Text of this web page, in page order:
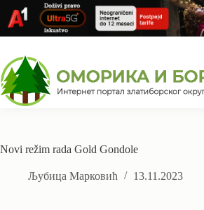
content
Novi režim rada Gold Gondole
Љубица Марковић 13.11.2023